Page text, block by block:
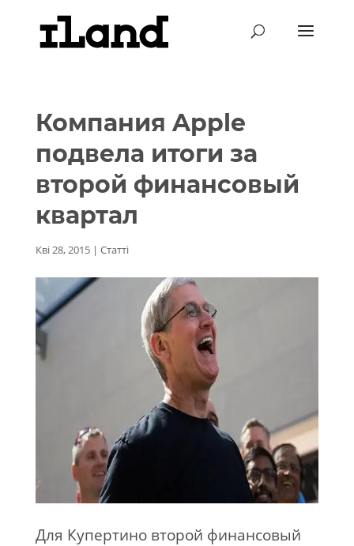
Компания Apple
подвела итоги за
второй финансовый
квартал
Кві 28, 2015| Статті
Для Купертино второй финансовый